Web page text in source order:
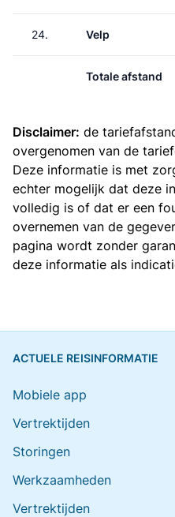
24. Velp
Totale afstand
Disclaimer: de
overgenomen van de
Deze informatie is met
echter mogelijk dat deze
volledig is of dat er een
overnemen van de
pagina wordt zonder
deze informatie als
ACTUELE REISINFORMATIE
Mobiele app
Vertrektijden
Storingen
Werkzaamheden
Vertrektijden